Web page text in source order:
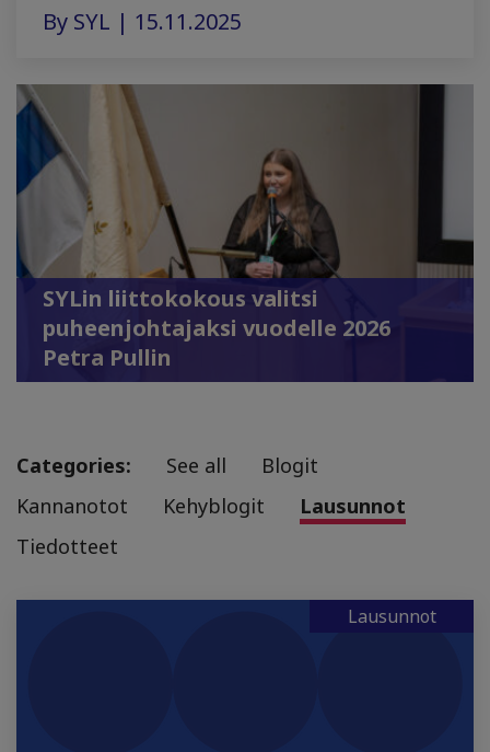
By SYL | 15.11.2025
SYLin liittokokous valitsi
puheenjohtajaksi vuodelle 2026
Petra Pullin
Categories: See all
Blogit
Kannanotot
Kehyblogit
Lausunnot
Tiedotteet
Lausunnot